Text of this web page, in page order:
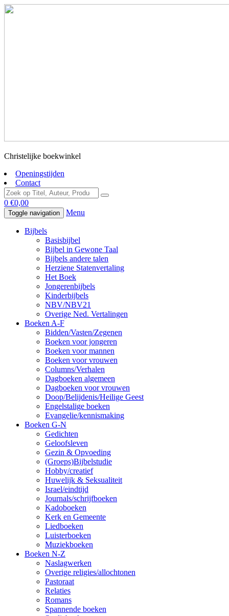
Christelijke boekwinkel
Openingstijden
Contact
0 €0,00
Toggle navigation Menu
Bijbels
Basisbijbel
Bijbel in Gewone Taal
Bijbels andere talen
Herziene Statenvertaling
Het Boek
Jongerenbijbels
Kinderbijbels
NBV/NBV21
Overige Ned. Vertalingen
Boeken A-F
Bidden/Vasten/Zegenen
Boeken voor jongeren
Boeken voor mannen
Boeken voor vrouwen
Columns/Verhalen
Dagboeken algemeen
Dagboeken voor vrouwen
Doop/Belijdenis/Heilige Geest
Engelstalige boeken
Evangelie/kennismaking
Boeken G-N
Gedichten
Geloofsleven
Gezin & Opvoeding
(Groeps)Bijbelstudie
Hobby/creatief
Huwelijk & Seksualiteit
Israel/eindtijd
Journals/schrijfboeken
Kadoboeken
Kerk en Gemeente
Liedboeken
Luisterboeken
Muziekboeken
Boeken N-Z
Naslagwerken
Overige religies/allochtonen
Pastoraat
Relaties
Romans
Spannende boeken